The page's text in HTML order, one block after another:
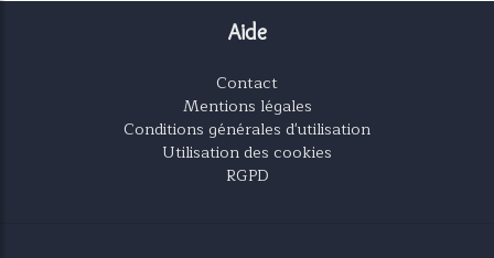
Aide
Contact
Mentions légales
Conditions générales d'utilisation
Utilisation des cookies
RGPD